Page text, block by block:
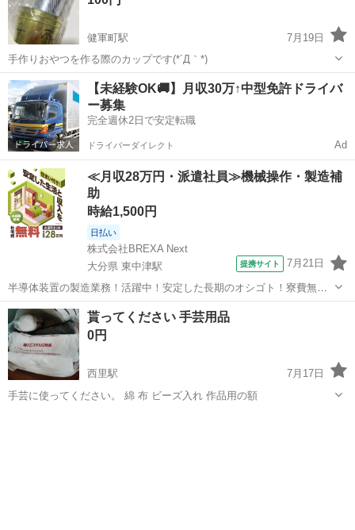
健軍町駅
7月19日
手作りおやつを作る際のカップです(*´Д｀*)
熊本 上益城郡 健軍町駅 ラッピング用品
【未経験OK🚚】月収30万↑中型免許ドライバ
ー募集
完全週休2日で安定転職
ドライバーダイレクト Ad
≪月収28万円・派遣社員≫機械操作・製造補
助
時給1,500円
日払い
株式会社BREXA Next
大分県 東中津駅
提携サイト 7月21日
半導体装置の製造業務！活躍中！安定した長期のオシゴト！寮費無料
★赴任旅費会社負担◎20代～40代の男性活躍中★未経験活躍中！高時
給1,500円！《大分県中津市》 人気の工場のお仕事 ◇半導体装置内部
のシート製造◇ ＊クリー...
大分 中津市 東中津駅 その他
貰ってください 手芸用品
0円
西里駅
7月17日
手芸に使ってください。 綿 布 ビーズ入れ 作品用の額